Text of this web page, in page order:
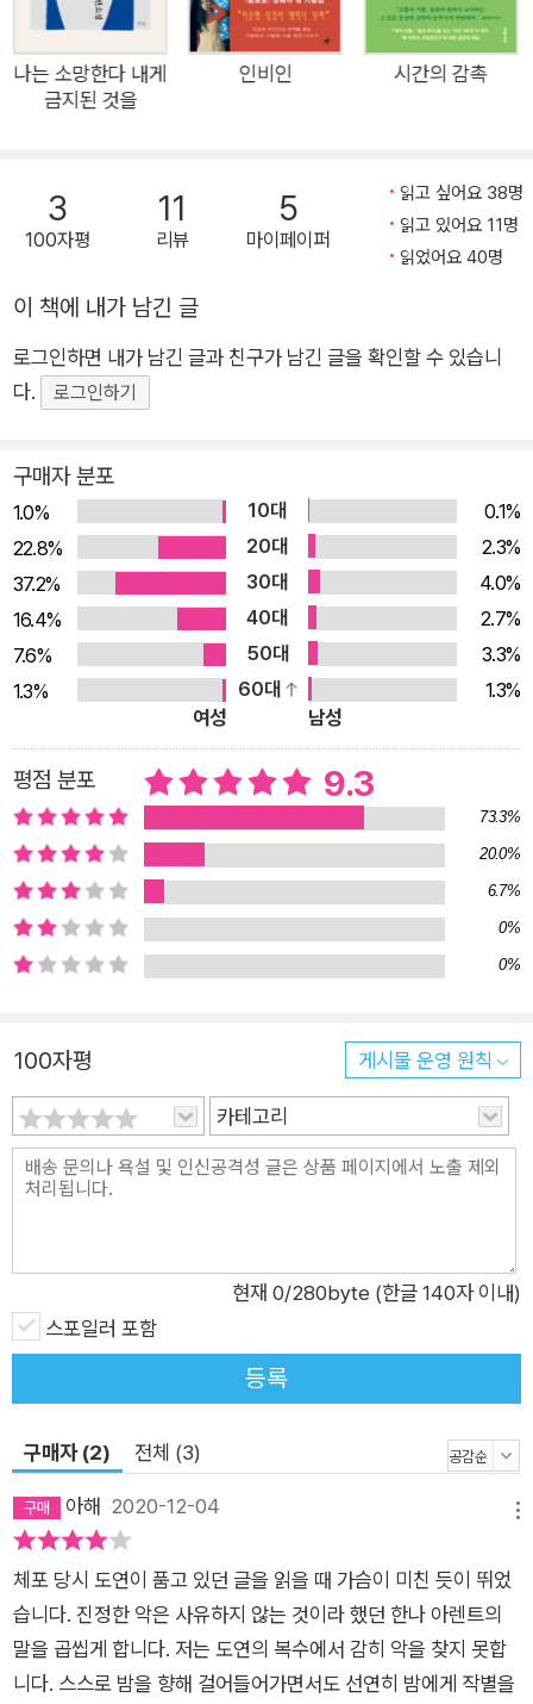
연민과 따스한 시선이, 그리고 양귀자 특유의 활달하고 서슴없는
문체가 휘몰아치는 시대의 거칠고 황량한 삽화들을 어떻게 이야
기로 보듬어 완성하는지를 여실히 보여주고 있어 양귀자의 문학
것들을 삶 속의 구체적인 사물이나 이야기로 바꾸어놓고, ‘자, 손
으로 만져 봐. 만질 수 있지?’라고 말하듯이 독자 앞에 내밀어줄
이나 마술이라면 나는 아무런 기쁨도 느낄 수 없다. 그것이 일상
(日常)이기에 나는 양귀자의 글을 읽고, 그 글 속에서도 내가 결
국은 버리지 못할 지독한 편애의 표를 질러둔 페이지들만을 따로
찾아서 읽는다.”라고 평했다. 『희망』은 양귀자 소설의 모든 저작
다.
나는 소망한다 내게
금지된 것을
인비인 시간의 감촉
3
100자평
11
리뷰
5
마이페이퍼
읽고 싶어요 38명
읽고 있어요 11명
읽었어요 40명
이 책에 내가 남긴 글
로그인하면 내가 남긴 글과 친구가 남긴 글을 확인할 수 있습니
다.
로그인하기
구매자 분포
1.0% 10대
0.1%
22.8%
20대
2.3%
37.2%
30대
4.0%
16.4%
40대
2.7%
7.6%
50대
3.3%
1.3%
60대
1.3%
여성
남성
평점 분포 9.3
73.3%
20.0%
6.7%
0%
0%
100자평 게시물 운영 원칙
카테고리
현재 0/280byte (한글 140자 이내)
스포일러 포함
등록
구매자 (2) 전체 (3)
아해 2020-12-04
체포 당시 도연이 품고 있던 글을 읽을 때 가슴이 미친 듯이 뛰었
습니다. 진정한 악은 사유하지 않는 것이라 했던 한나 아렌트의
말을 곱씹게 합니다. 저는 도연의 복수에서 감히 악을 찾지 못합
니다. 스스로 밤을 향해 걸어들어가면서도 선연히 밤에게 작별을